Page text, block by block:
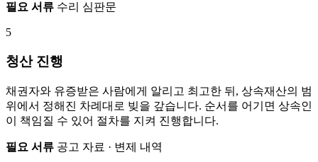
필요 서류 수리 심판문
5
청산 진행
채권자와 유증받은 사람에게 알리고 최고한 뒤, 상속재산의 범
위에서 정해진 차례대로 빚을 갚습니다. 순서를 어기면 상속인
이 책임질 수 있어 절차를 지켜 진행합니다.
필요 서류 공고 자료 · 변제 내역